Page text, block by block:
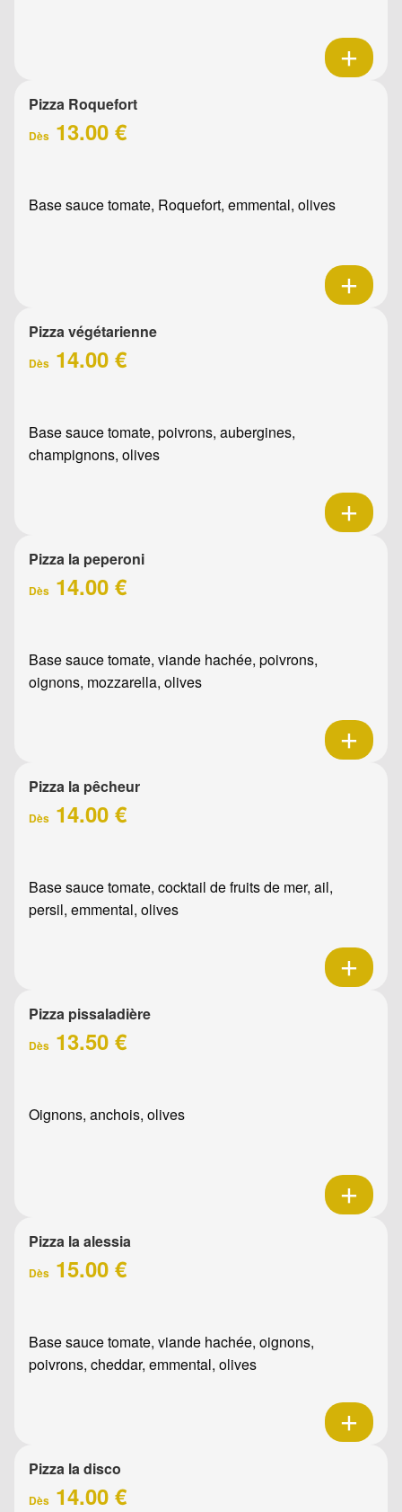
Pizza Roquefort
Dès 13.00 €
Base sauce tomate, Roquefort, emmental, olives
Pizza végétarienne
Dès 14.00 €
Base sauce tomate, poivrons, aubergines,
champignons, olives
Pizza la peperoni
Dès 14.00 €
Base sauce tomate, viande hachée, poivrons,
oignons, mozzarella, olives
Pizza la pêcheur
Dès 14.00 €
Base sauce tomate, cocktail de fruits de mer, ail,
persil, emmental, olives
Pizza pissaladière
Dès 13.50 €
Oignons, anchois, olives
Pizza la alessia
Dès 15.00 €
Base sauce tomate, viande hachée, oignons,
poivrons, cheddar, emmental, olives
Pizza la disco
Dès 14.00 €